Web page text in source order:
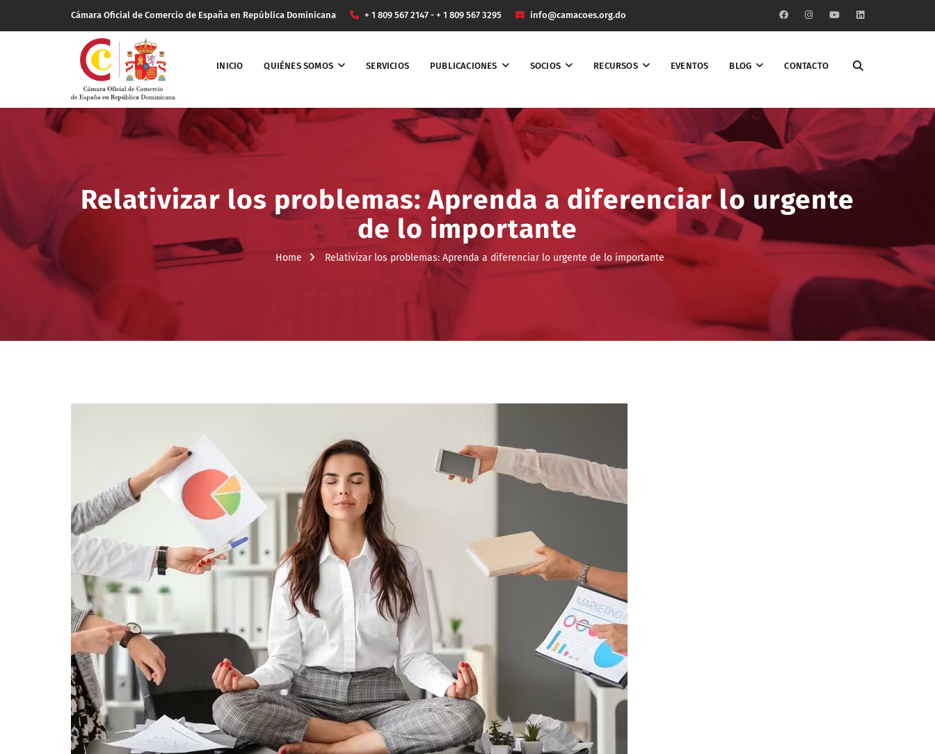
Cámara Oficial de Comercio de España en República Dominicana + 1 809 567 2147 - + 1 809 567 3295 info@camacoes.org.do
INICIO QUIÉNES SOMOS SERVICIOS PUBLICACIONES SOCIOS RECURSOS EVENTOS BLOG CONTACTO
Relativizar los problemas: Aprenda a diferenciar lo urgente
de lo importante
Home Relativizar los problemas: Aprenda a diferenciar lo urgente de lo importante